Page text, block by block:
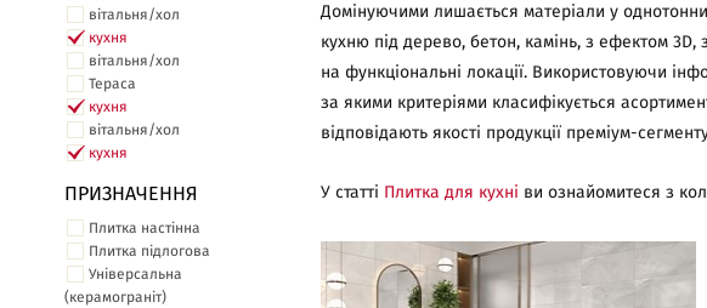
вітальня/хол
кухня
вітальня/хол
Тераса
кухня
вітальня/хол
кухня
ПРИЗНАЧЕННЯ
Плитка настінна
Плитка підлогова
Універсальна
(керамограніт)
Домінуючими лишається матеріали у
кухню під дерево, бетон, камінь, з ефектом
на функціональні локації. Використовуючи
за якими критеріями класифікується
відповідають якості продукції преміум-
У статті Плитка для кухні ви ознайомитеся з